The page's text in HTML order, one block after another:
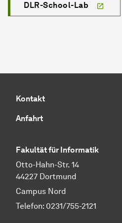
DLR-School-Lab
Kontakt
Anfahrt
Fakultät für Informatik
Otto-Hahn-Str. 14
44227 Dortmund
Campus Nord
Telefon: 0231/755-2121